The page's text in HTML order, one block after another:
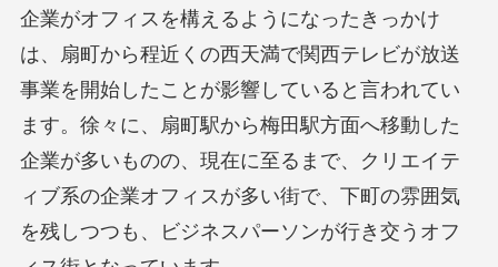
企業がオフィスを構えるようになったきっかけ
は、扇町から程近くの西天満で関西テレビが放送
事業を開始したことが影響していると言われてい
ます。徐々に、扇町駅から梅田駅方面へ移動した
企業が多いものの、現在に至るまで、クリエイテ
ィブ系の企業オフィスが多い街で、下町の雰囲気
を残しつつも、ビジネスパーソンが行き交うオフ